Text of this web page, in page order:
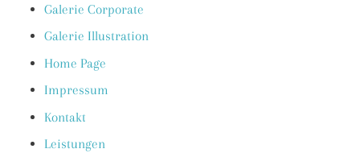
Galerie Corporate
Galerie Illustration
Home Page
Impressum
Kontakt
Leistungen